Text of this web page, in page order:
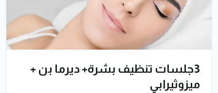
3جلسات تنظيف بشرة+ ديرما بن +
ميزوثيرابي